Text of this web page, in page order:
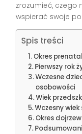
zrozumieć, czego
wspierać swoje
Spis treści
Okres
Pierwszy rok
Wczesne
osobowości
Wiek
Wczesny
Okres